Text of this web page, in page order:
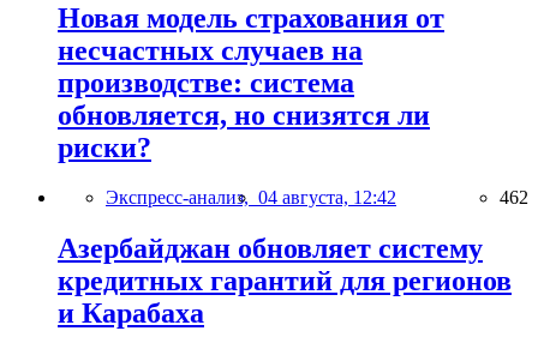
Новая модель страхования от
несчастных случаев на
производстве: система
обновляется, но снизятся ли
риски?
Экспресс-анализ, 04 августа, 12:42 462
Азербайджан обновляет систему
кредитных гарантий для регионов
и Карабаха